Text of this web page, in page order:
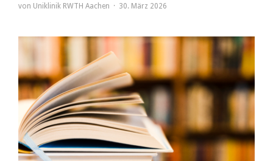
von Uniklinik RWTH Aachen 30. März 2026